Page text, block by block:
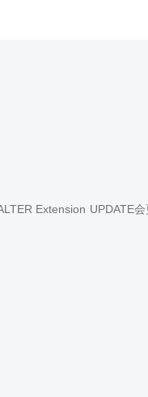
Extension UPDATE